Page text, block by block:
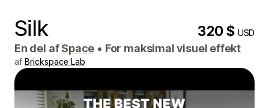
Silk 320 $USD
En del afSpace • For maksimal visuel effekt
af Brickspace Lab